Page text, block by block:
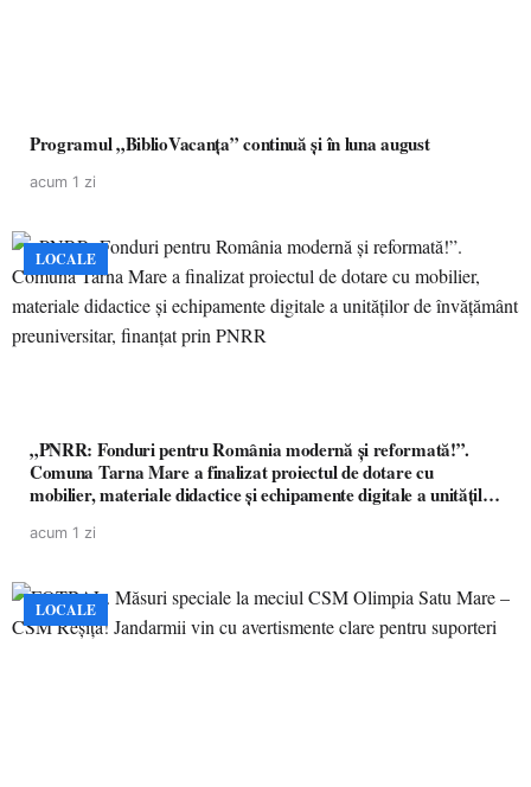
Programul „BiblioVacanța” continuă și în luna august
acum 1 zi
LOCALE
„PNRR: Fonduri pentru România modernă și reformată!”.
Comuna Tarna Mare a finalizat proiectul de dotare cu
mobilier, materiale didactice și echipamente digitale a unităților
acum 1 zi
LOCALE